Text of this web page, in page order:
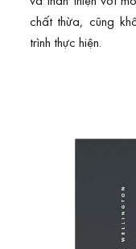
chất thừa, cũng
trình thực hiện.